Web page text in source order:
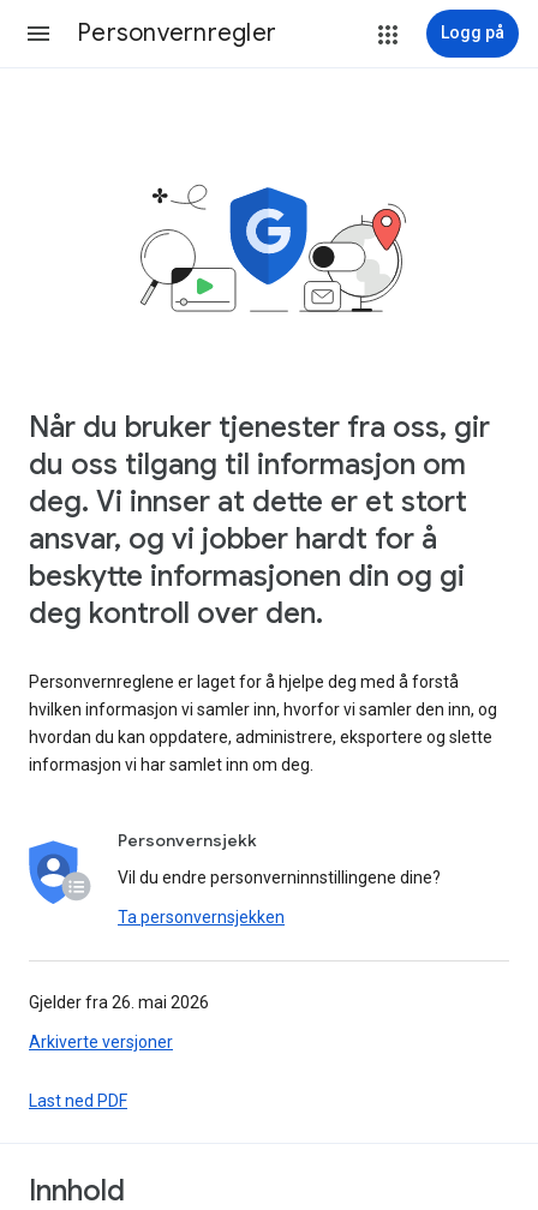
Personvernregler Logg på
Når du bruker tjenester fra oss, gir
du oss tilgang til informasjon om
deg. Vi innser at dette er et stort
ansvar, og vi jobber hardt for å
beskytte informasjonen din og gi
deg kontroll over den.
Personvernreglene er laget for å hjelpe deg med å forstå
hvilken informasjon vi samler inn, hvorfor vi samler den inn, og
hvordan du kan oppdatere, administrere, eksportere og slette
informasjon vi har samlet inn om deg.
Personvernsjekk
Vil du endre personverninnstillingene dine?
Ta personvernsjekken
Gjelder fra 26. mai 2026
Arkiverte versjoner
Last ned PDF
Innhold